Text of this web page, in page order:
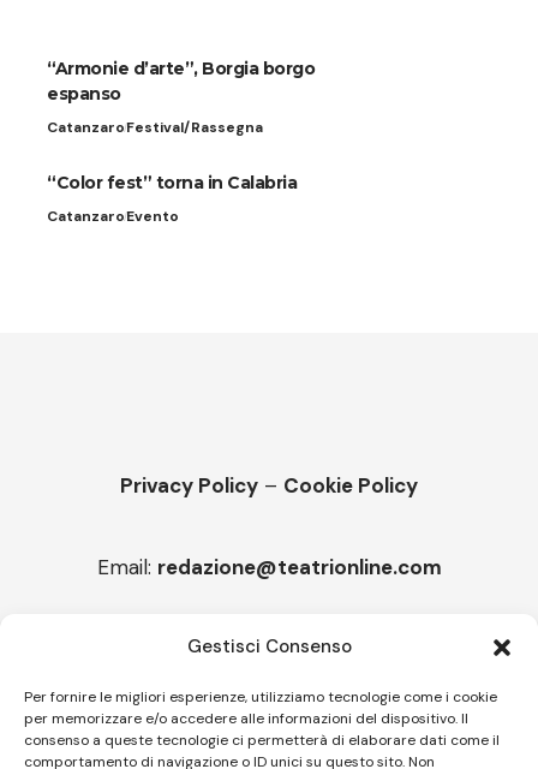
Gestisci Consenso
Per fornire le migliori esperienze, utilizziamo tecnologie come i cookie
per memorizzare e/o accedere alle informazioni del dispositivo. Il
consenso a queste tecnologie ci permetterà di elaborare dati come il
comportamento di navigazione o ID unici su questo sito. Non
“Armonie d’arte”, Borgia borgo
espanso
CatanzaroFestival/Rassegna
“Color fest” torna in Calabria
CatanzaroEvento
Privacy Policy – Cookie Policy
Email: redazione@teatrionline.com
Melicuccà, Capitale della poesia